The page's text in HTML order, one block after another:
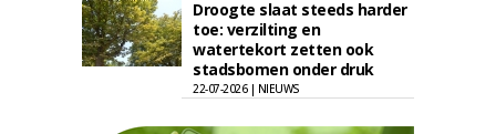
Droogte slaat steeds harder
toe: verzilting en
watertekort zetten ook
stadsbomen onder druk
22-07-2026 | NIEUWS